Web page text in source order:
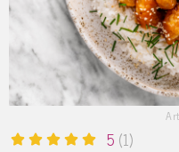
5 (1)